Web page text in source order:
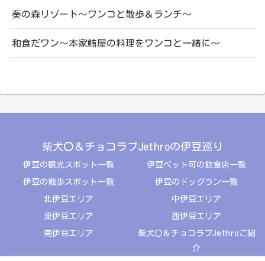
奏の森リゾート～ワンコと散歩＆ランチ～
和食だワン～本家鮪屋の料理をワンコと一緒に～
柴犬〇＆チョコラブJethroの伊豆巡り
伊豆の観光スポット一覧 伊豆ペット可の飲食店一覧
伊豆の散歩スポット一覧 伊豆のドッグラン一覧
北伊豆エリア 中伊豆エリア
東伊豆エリア 西伊豆エリア
南伊豆エリア
柴犬〇＆チョコラブJethroご紹
介